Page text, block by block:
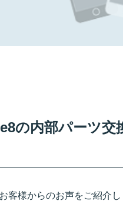
の内部パーツ交
客様からのお声をご紹介